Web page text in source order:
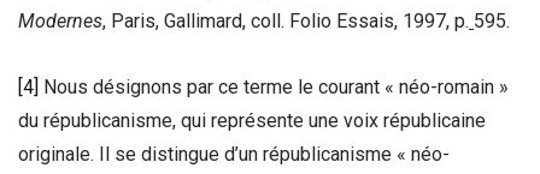
Modernes, Paris, Gallimard, coll. Folio Essais, 1997, p. 595.
[4] Nous désignons par ce terme le courant « néo-romain »
du républicanisme, qui représente une voix républicaine
originale. Il se distingue d’un républicanisme « néo-